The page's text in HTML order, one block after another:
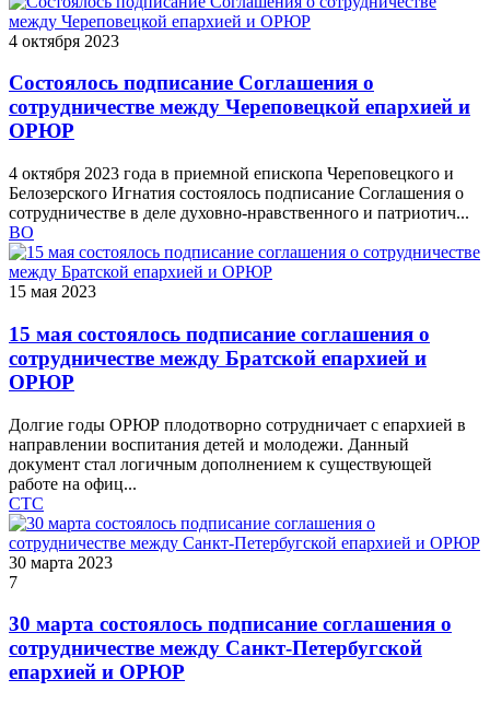
4 октября 2023
Состоялось подписание Соглашения о
сотрудничестве между Череповецкой епархией и
ОРЮР
4 октября 2023 года в приемной епископа Череповецкого и
Белозерского Игнатия состоялось подписание Соглашения о
сотрудничестве в деле духовно-нравственного и патриотич...
ВО
15 мая 2023
15 мая состоялось подписание соглашения о
сотрудничестве между Братской епархией и
ОРЮР
Долгие годы ОРЮР плодотворно сотрудничает с епархией в
направлении воспитания детей и молодежи. Данный
документ стал логичным дополнением к существующей
работе на офиц...
СТС
30 марта 2023
7
30 марта состоялось подписание соглашения о
сотрудничестве между Санкт-Петербугской
епархией и ОРЮР